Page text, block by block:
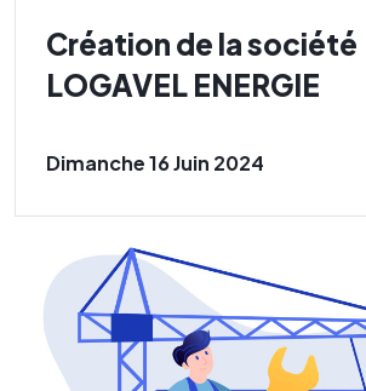
Création de la société
LOGAVEL ENERGIE
Dimanche 16 Juin 2024